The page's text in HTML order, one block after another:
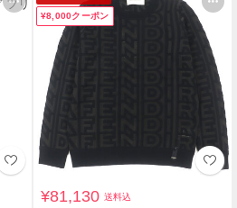
¥8,000クーポン
¥81,130送料込